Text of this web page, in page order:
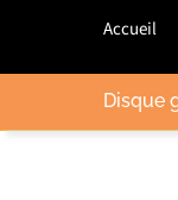
Accueil
Disque